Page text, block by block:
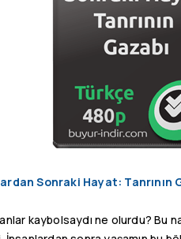
Sonraki Hayat: Tanrının
kaybolsaydı ne olurdu? Bu